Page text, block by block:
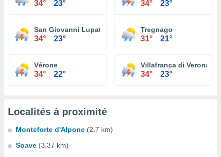
34° 23° 34° 23°
San Giovanni Lupatoto
34° 23°
Tregnago
31° 21°
Vérone
34° 22°
Villafranca di Verona
34° 23°
Localités à proximité
Monteforte d'Alpone (2.7 km)
Soave (3.37 km)